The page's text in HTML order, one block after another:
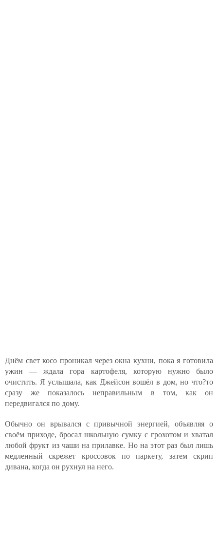
Днём свет косо проникал через окна кухни, пока я готовила
ужин — ждала гора картофеля, которую нужно было
очистить. Я услышала, как Джейсон вошёл в дом, но что?то
сразу же показалось неправильным в том, как он
передвигался по дому.
Обычно он врывался с привычной энергией, объявляя о
своём приходе, бросал школьную сумку с грохотом и хватал
любой фрукт из чаши на прилавке. Но на этот раз был лишь
медленный скрежет кроссовок по паркету, затем скрип
дивана, когда он рухнул на него.